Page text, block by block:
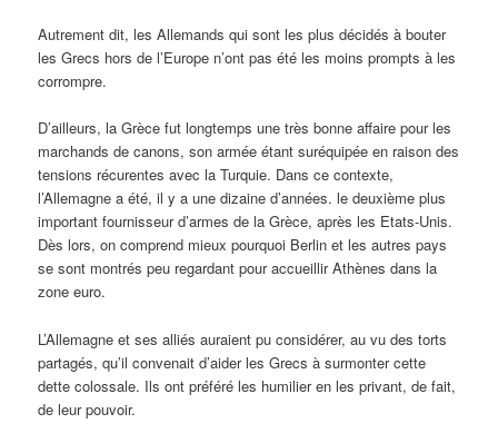
Autrement dit, les Allemands qui sont les plus décidés à bouter
les Grecs hors de l’Europe n’ont pas été les moins prompts à les
corrompre.
D’ailleurs, la Grèce fut longtemps une très bonne affaire pour les
marchands de canons, son armée étant suréquipée en raison des
tensions récurentes avec la Turquie. Dans ce contexte,
l’Allemagne a été, il y a une dizaine d’années. le deuxième plus
important fournisseur d’armes de la Grèce, après les Etats-Unis.
Dès lors, on comprend mieux pourquoi Berlin et les autres pays
se sont montrés peu regardant pour accueillir Athènes dans la
zone euro.
L’Allemagne et ses alliés auraient pu considérer, au vu des torts
partagés, qu’il convenait d’aider les Grecs à surmonter cette
dette colossale. Ils ont préféré les humilier en les privant, de fait,
de leur pouvoir.